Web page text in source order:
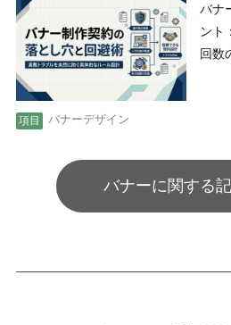
バナ
ント
回数
バナーデザイン
バナーに関する